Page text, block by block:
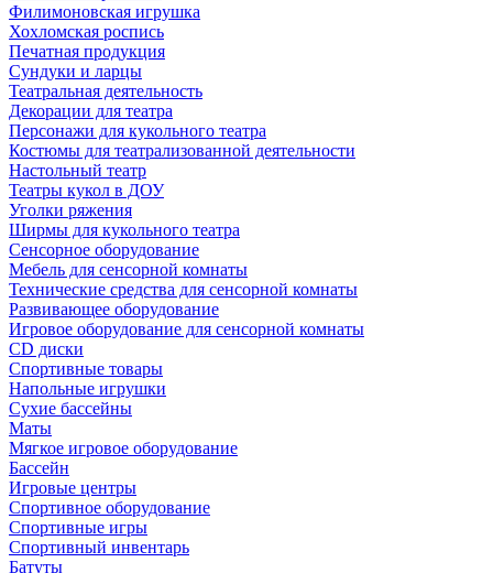
Филимоновская игрушка
Хохломская роспись
Печатная продукция
Сундуки и ларцы
Театральная деятельность
Декорации для театра
Персонажи для кукольного театра
Костюмы для театрализованной деятельности
Настольный театр
Театры кукол в ДОУ
Уголки ряжения
Ширмы для кукольного театра
Сенсорное оборудование
Мебель для сенсорной комнаты
Технические средства для сенсорной комнаты
Развивающее оборудование
Игровое оборудование для сенсорной комнаты
CD диски
Спортивные товары
Напольные игрушки
Сухие бассейны
Маты
Мягкое игровое оборудование
Бассейн
Игровые центры
Спортивное оборудование
Спортивные игры
Спортивный инвентарь
Батуты